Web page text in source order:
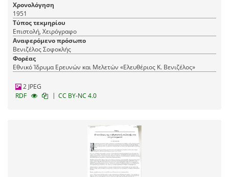
Χρονολόγηση
1951
Τύπος τεκμηρίου
Επιστολή, Χειρόγραφο
Αναφερόμενο πρόσωπο
Βενιζέλος Σοφοκλής
Φορέας
Εθνικό Ίδρυμα Ερευνών και Μελετών «Ελευθέριος Κ. Βενιζέλος»
2 JPEG
RDF
| CC BY-NC 4.0